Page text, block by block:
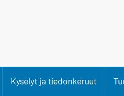
Kyselyt ja tiedonkeruut